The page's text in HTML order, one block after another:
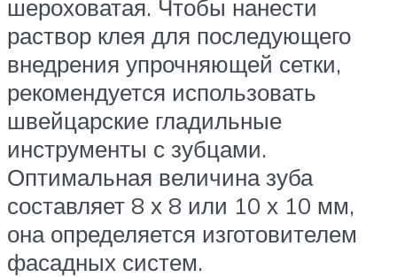
шероховатая. Чтобы нанести
раствор клея для последующего
внедрения упрочняющей сетки,
рекомендуется использовать
швейцарские гладильные
инструменты с зубцами.
Оптимальная величина зуба
составляет 8 х 8 или 10 х 10 мм,
она определяется изготовителем
фасадных систем.